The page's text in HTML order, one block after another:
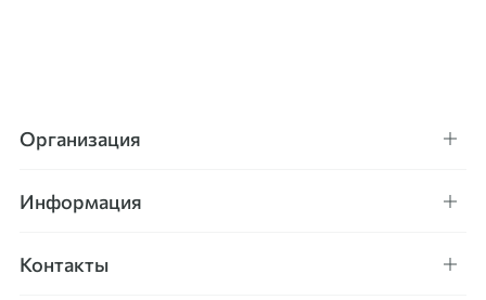
Организация
Информация
Контакты